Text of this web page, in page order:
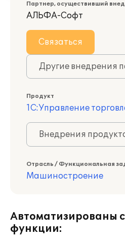
Партнер, осуществивший
АЛЬФА-Софт
Связаться
Другие внедрения
Продукт
1С:Управление
Внедрения
Отрасль / Функциональная
Машиностроение
Автоматизированы
функции: